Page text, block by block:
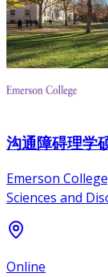
沟通障碍理学
Emerson
Sciences and
Online